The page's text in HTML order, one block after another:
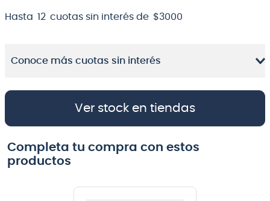
Hasta 12 cuotas sin interés de $3000
Conoce más cuotas sin interés
Ver stock en tiendas
Completa tu compra con estos
productos